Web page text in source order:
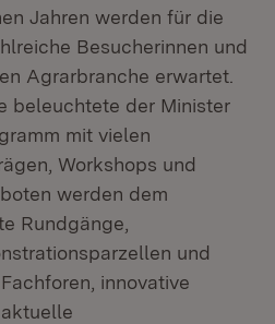
Jahren werden für die
Besucherinnen und
Agrarbranche erwartet.
beleuchtete der Minister
mit vielen
Workshops und
werden dem
Rundgänge,
und
innovative